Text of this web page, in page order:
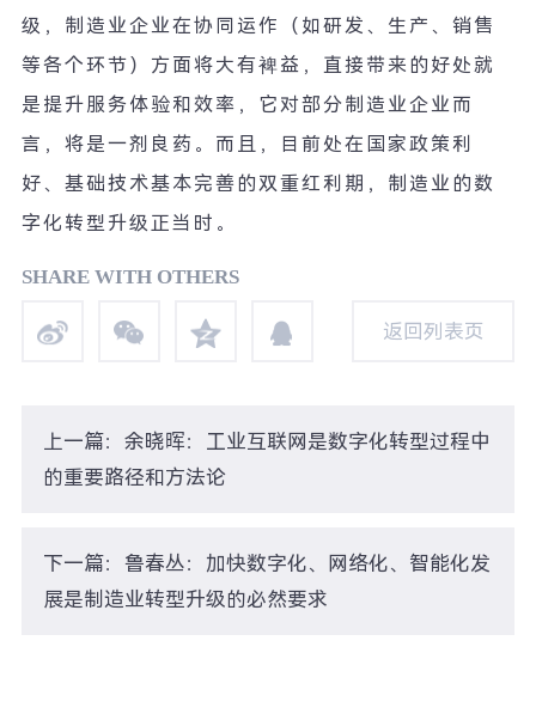
级，制造业企业在协同运作（如研发、生产、销售
等各个环节）方面将大有裨益，直接带来的好处就
是提升服务体验和效率，它对部分制造业企业而
言，将是一剂良药。而且，目前处在国家政策利
好、基础技术基本完善的双重红利期，制造业的数
字化转型升级正当时。
SHARE WITH OTHERS
返回列表页
上一篇：余晓晖：工业互联网是数字化转型过程中
的重要路径和方法论
下一篇：鲁春丛：加快数字化、网络化、智能化发
展是制造业转型升级的必然要求